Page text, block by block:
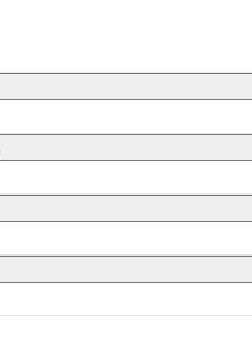
Listopad